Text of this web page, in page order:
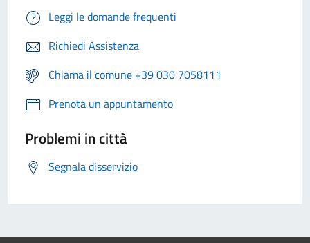
Leggi le domande frequenti
Richiedi Assistenza
Chiama il comune +39 030 7058111
Prenota un appuntamento
Problemi in città
Segnala disservizio